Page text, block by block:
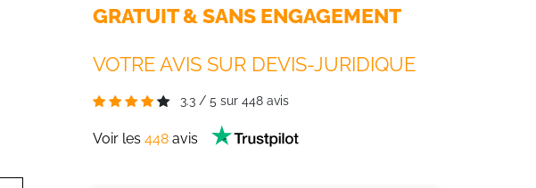
GRATUIT & SANS ENGAGEMENT
VOTRE AVIS SUR DEVIS-JURIDIQUE
3.3 / 5 sur 448 avis
Voir les 448 avis